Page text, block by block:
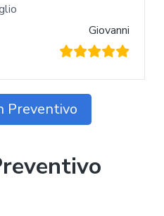
Giovanni
Preventivo